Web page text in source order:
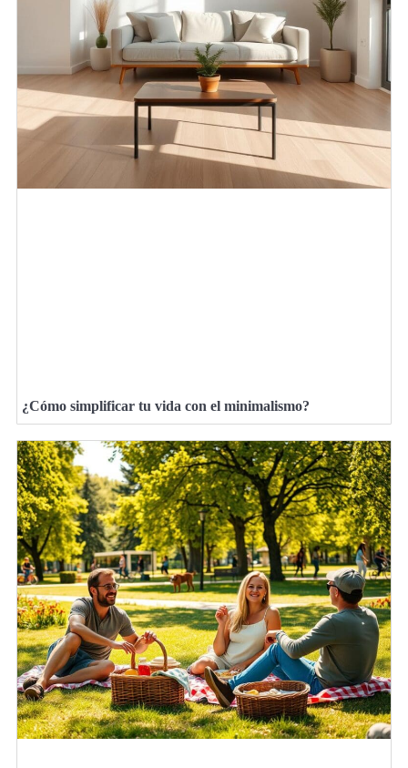
¿Cómo simplificar tu vida con el minimalismo?